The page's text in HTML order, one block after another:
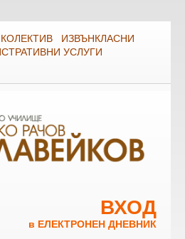
КОЛЕКТИВ
ИЗВЪНКЛАСНИ
УСЛУГИ
ВХОД
в ЕЛЕКТРОНЕН ДНЕВНИК